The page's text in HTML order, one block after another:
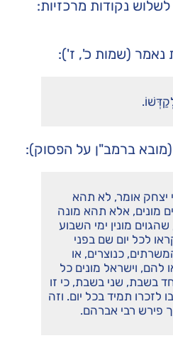
נקודות מרכזיות:
נאמר (שמות כ', ז'):
ברמב"ן על הפסוק):
יצחק אומר, לא תהא
מונים, אלא תהא מונה
מונין ימי השבוע
לכל יום שם בפני
כנוצרים, או
להם, וישראל מונים כל
בשבת, שני בשבת, כי זו
לזכרו תמיד בכל יום. וזה
פירש רבי אברהם.